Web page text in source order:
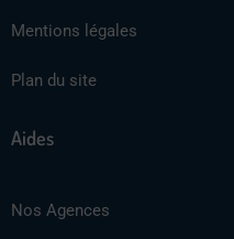
Mentions légales
Plan du site
Aides
Nos Agences